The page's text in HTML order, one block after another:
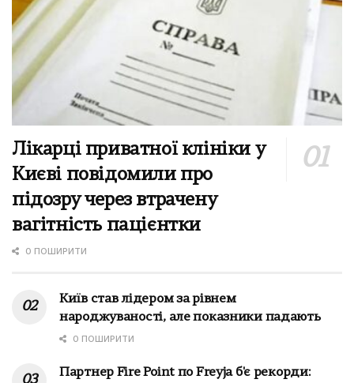
Лікарці приватної клініки у
Києві повідомили про
підозру через втрачену
вагітність пацієнтки
0 ПОШИРИТИ
Київ став лідером за рівнем
народжуваності, але показники падають
0 ПОШИРИТИ
Партнер Fire Point по Freyja б'є рекорди: